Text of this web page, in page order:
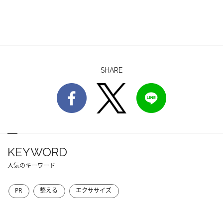
SHARE
KEYWORD
人気のキーワード
PR 整える エクササイズ